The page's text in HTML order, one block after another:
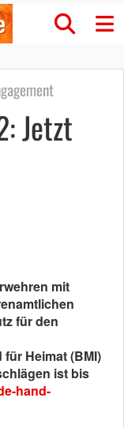
Jetzt
mit
für den
Heimat (BMI)
ist bis
hand-